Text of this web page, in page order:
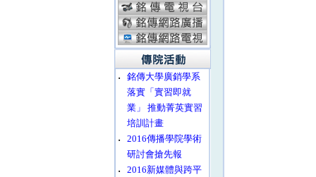
‧
銘傳大學廣銷學系
落實「實習即就
業」 推動菁英實習
培訓計畫
‧
2016傳播學院學術
研討會搶先報
‧
2016新媒體與跨平